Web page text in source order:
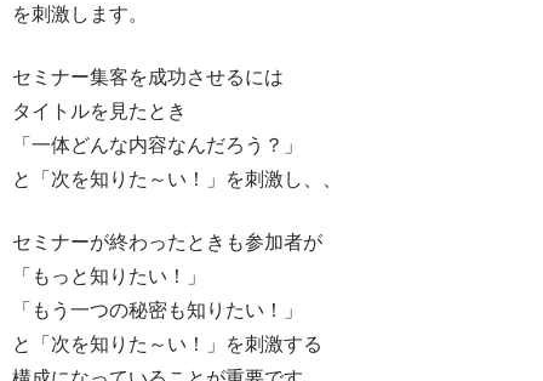
を刺激します。
セミナー集客を成功させるには
タイトルを見たとき
「一体どんな内容なんだろう？」
と「次を知りた～い！」を刺激し、、
セミナーが終わったときも参加者が
「もっと知りたい！」
「もう一つの秘密も知りたい！」
と「次を知りた～い！」を刺激する